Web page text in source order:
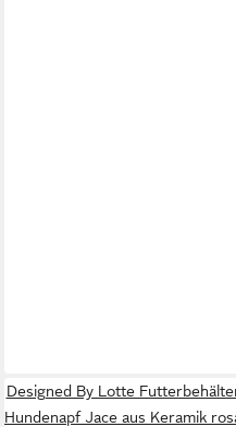
Designed By Lotte
Hundenapf Jace aus Keramik